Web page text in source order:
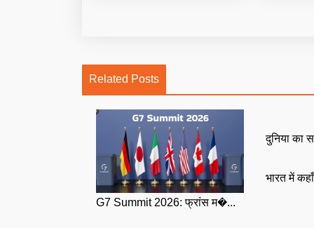
Related Posts
G7 Summit 2026: फ्रांस म�...
दुनिया का
भारत में